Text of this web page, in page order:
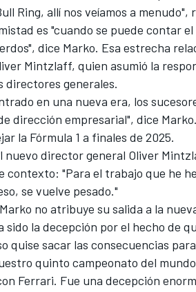
Ring, allí nos veíamos a menudo",
es "cuando se puede contar
dice Marko. Esa estrecha
Mintzlaff, quien asumió la
directores generales.
en una nueva era, los
dirección empresarial", dice
la Fórmula 1 a finales de 2025.
nuevo director general Oliver
contexto: "Para el trabajo que he
se vuelve pesado."
no atribuye su salida a la
sido la decepción por el hecho de
quise sacar las consecuencias
quinto campeonato del
Ferrari. Fue una decepción